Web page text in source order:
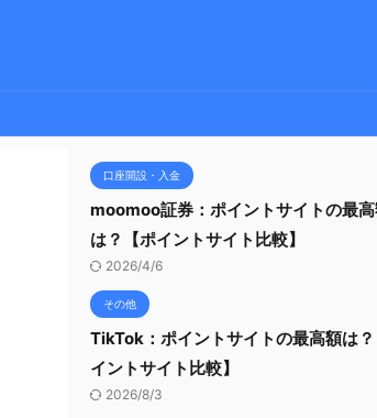
口座開設・入金
moomoo証券：ポイントサイトの最
は？【ポイントサイト比較】
2026/4/6
その他
TikTok：ポイントサイトの最高額は
イントサイト比較】
2026/8/3